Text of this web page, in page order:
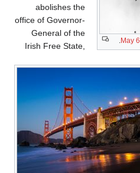
May 6
abolishes the
office of Governor-
General of the
Irish Free State,